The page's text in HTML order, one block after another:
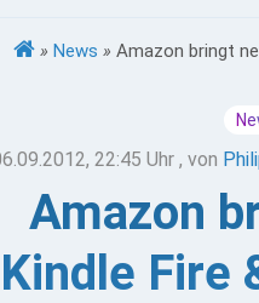
» News » Amazon bringt
22:45 Uhr , von
Amazon
Kindle Fire